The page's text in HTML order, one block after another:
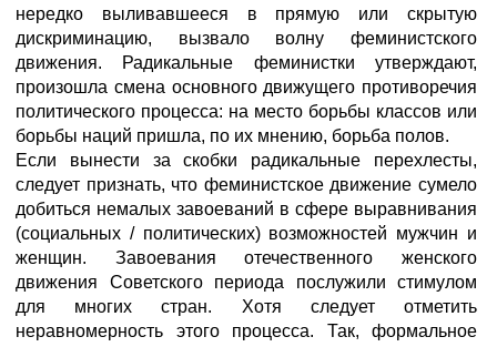
нередко выливавшееся в прямую или скрытую
дискриминацию, вызвало волну феминистского
движения. Радикальные феминистки утверждают,
произошла смена основного движущего противоречия
политического процесса: на место борьбы классов или
борьбы наций пришла, по их мнению, борьба полов.
Если вынести за скобки радикальные перехлесты,
следует признать, что феминистское движение сумело
добиться немалых завоеваний в сфере выравнивания
(социальных / политических) возможностей мужчин и
женщин. Завоевания отечественного женского
движения Советского периода послужили стимулом
для многих стран. Хотя следует отметить
неравномерность этого процесса. Так, формальное